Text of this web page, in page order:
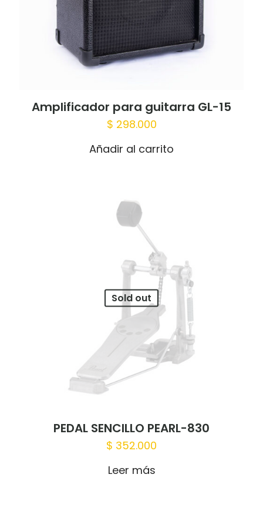
Guardar mi nombre, correo electrónico
y sitio web en este navegador para la
próxima vez que haga un comentario.
Amplificador para guitarra GL-15
$ 298.000
Añadir al carrito
Sold out
PEDAL SENCILLO PEARL-830
$ 352.000
Leer más